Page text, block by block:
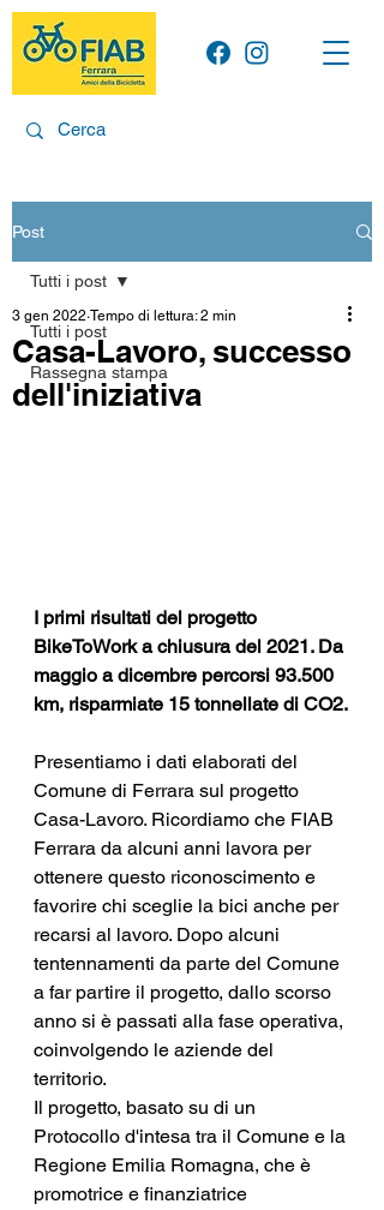
Post
Tutti i post
Rassegna stampa
Tutti i post
Casa-Lavoro, successo
dell'iniziativa
3 gen 2022 Tempo di lettura: 2 min
I primi risultati del progetto
BikeToWork a chiusura del 2021. Da
maggio a dicembre percorsi 93.500
km, risparmiate 15 tonnellate di CO2.
Presentiamo i dati elaborati del
Comune di Ferrara sul progetto
Casa-Lavoro. Ricordiamo che FIAB
Ferrara da alcuni anni lavora per
ottenere questo riconoscimento e
favorire chi sceglie la bici anche per
recarsi al lavoro. Dopo alcuni
tentennamenti da parte del Comune
a far partire il progetto, dallo scorso
anno si è passati alla fase operativa,
coinvolgendo le aziende del
territorio.
Il progetto, basato su di un
Protocollo d'intesa tra il Comune e la
Regione Emilia Romagna, che è
promotrice e finanziatrice